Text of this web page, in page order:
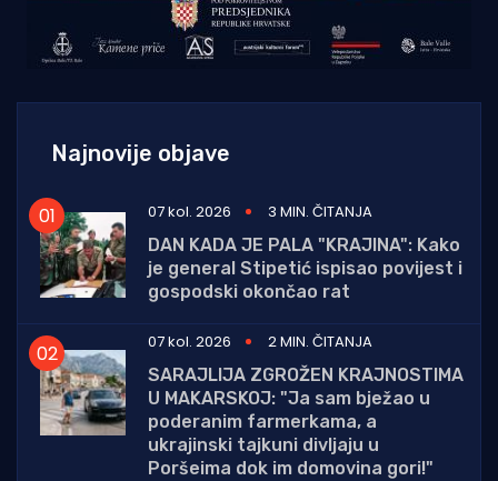
Najnovije objave
07 kol. 2026
3 MIN. ČITANJA
DAN KADA JE PALA "KRAJINA": Kako
je general Stipetić ispisao povijest i
gospodski okončao rat
07 kol. 2026
2 MIN. ČITANJA
SARAJLIJA ZGROŽEN KRAJNOSTIMA
U MAKARSKOJ: "Ja sam bježao u
poderanim farmerkama, a
ukrajinski tajkuni divljaju u
Poršeima dok im domovina gori!"